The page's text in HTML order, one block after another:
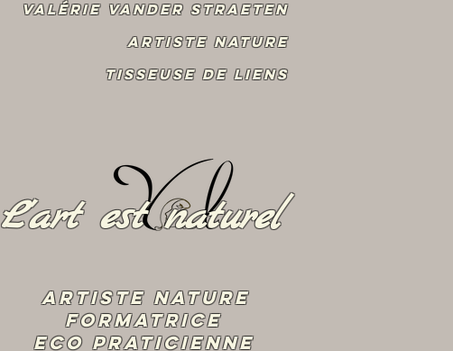
Valérie Vander Straeten
Artiste Nature
Tisseuse de liens
artiste nature
Formatrice
ECO praticienne
L'art est naturel